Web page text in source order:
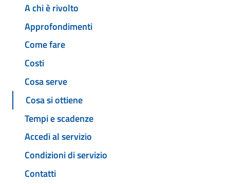
A chi è rivolto
Approfondimenti
Come fare
Costi
Cosa serve
Cosa si ottiene
Tempi e scadenze
Accedi al servizio
Condizioni di servizio
Contatti